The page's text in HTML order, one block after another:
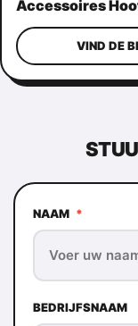
Accessoires
Roze Kleur
VIND DE
NAAM *
BEDRIJFSNAAM